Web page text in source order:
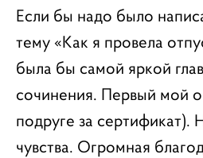
Если бы надо было
тему «Как я провела
была бы самой яркой
сочинения. Первый мой
подруге за сертификат).
чувства. Огромная